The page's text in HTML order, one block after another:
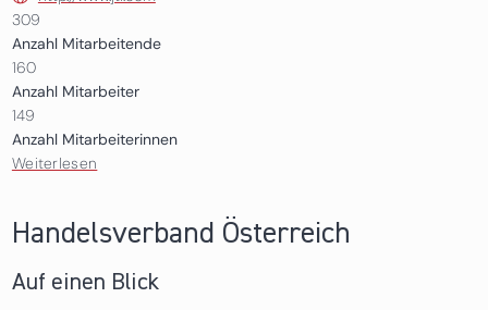
309
Anzahl Mitarbeitende
160
Anzahl Mitarbeiter
149
Anzahl Mitarbeiterinnen
Weiterlesen
Handelsverband Österreich
Auf einen Blick